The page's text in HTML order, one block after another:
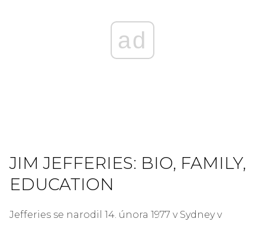
ad
JIM JEFFERIES: BIO, FAMILY,
EDUCATION
Jefferies se narodil 14. února 1977 v Sydney v